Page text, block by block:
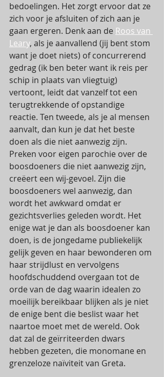
bedoelingen. Het zorgt ervoor dat ze
zich voor je afsluiten of zich aan je
gaan ergeren. Denk aan de Roos van
Leary, als je aanvallend (jij bent stom
want je doet niets) of concurrerend
gedrag (ik ben beter want ik reis per
schip in plaats van vliegtuig)
vertoont, leidt dat vanzelf tot een
terugtrekkende of opstandige
reactie. Ten tweede, als je al mensen
aanvalt, dan kun je dat het beste
doen als die niet aanwezig zijn.
Preken voor eigen parochie over de
boosdoeners die niet aanwezig zijn,
creëert een wij-gevoel. Zijn die
boosdoeners wel aanwezig, dan
wordt het awkward omdat er
gezichtsverlies geleden wordt. Het
enige wat je dan als boosdoener kan
doen, is de jongedame publiekelijk
gelijk geven en haar bewonderen om
haar strijdlust en vervolgens
hoofdschuddend overgaan tot de
orde van de dag waarin idealen zo
moeilijk bereikbaar blijken als je niet
de enige bent die beslist waar het
naartoe moet met de wereld. Ook
dat zal de geïrriteerden dwars
hebben gezeten, die monomane en
grenzeloze naïviteit van Greta.